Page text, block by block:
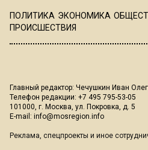
ПОЛИТИКА ЭКОНОМИКА
ПРОИСШЕСТВИЯ
Главный редактор: Чечушкин Иван
Телефон редакции: +7 495 795-53-05
101000, г. Москва, ул. Покровка, д. 5
E-mail: info@mosregion.info
Реклама, спецпроекты и иное